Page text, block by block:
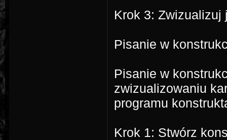
Krok 3: Zwizualizuj
Pisanie w
Pisanie w
zwizualizowaniu
programu
Krok 1: Stwórz